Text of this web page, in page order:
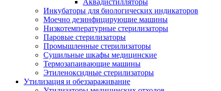
Аквадистилляторы
Инкубаторы для биологических индикаторов
Моечно дезинфицирующие машины
Низкотемпературные стерилизаторы
Паровые стерилизаторы
Промышленные стерилизаторы
Сушильные шкафы медицинские
Термозапаивающие машины
Этиленоксидные стерилизаторы
Утилизация и обеззараживание